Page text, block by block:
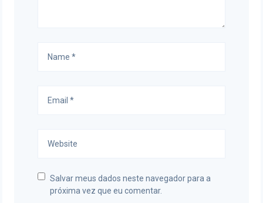
Salvar meus dados neste navegador para a
próxima vez que eu comentar.